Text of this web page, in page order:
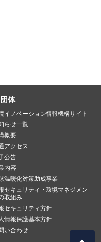
体
イノベーション情報機構サイト
らせ一覧
概要
アクセス
公告
内容
温暖化対策助成事業
セキュリティ・環境マネジメン
取組み
セキュリティ方針
情報保護基本方針
い合わせ